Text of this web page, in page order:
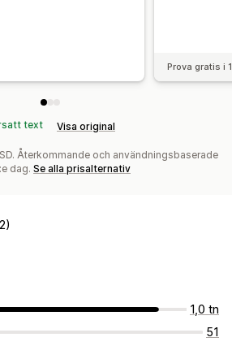
Prova gratis i
text Visa original
Återkommande och användningsbaserade
dag. Se alla prisalternativ
1,0 tn
51